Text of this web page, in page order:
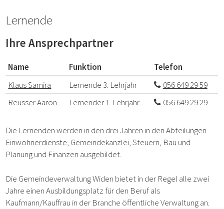
Lernende
Ihre Ansprechpartner
Name Funktion
Telefon
Klaus Samira
Lernende 3. Lehrjahr
056 649 29 59
Reusser Aaron
Lernender 1. Lehrjahr 056 649 29 29
Die Lernenden werden in den drei Jahren in den Abteilungen
Einwohnerdienste, Gemeindekanzlei, Steuern, Bau und
Planung und Finanzen ausgebildet.
Die Gemeindeverwaltung Widen bietet in der Regel alle zwei
Jahre einen Ausbildungsplatz für den Beruf als
Kaufmann/Kauffrau in der Branche öffentliche Verwaltung an.